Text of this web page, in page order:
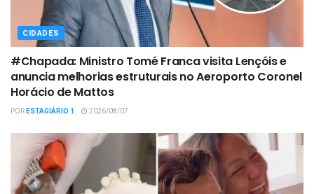
CIDADES
#Chapada: Ministro Tomé Franca visita Lençóis e
anuncia melhorias estruturais no Aeroporto Coronel
Horácio de Mattos
PORESTAGIÁRIO 1 2026/08/07